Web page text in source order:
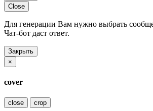
Close
Для генерации Вам нужно выбрать
Чат-бот даст ответ.
Закрыть
×
cover
close crop